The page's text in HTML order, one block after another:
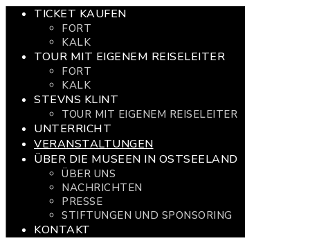
TICKET KAUFEN
FORT
KALK
TOUR MIT EIGENEM REISELEITER
FORT
KALK
STEVNS KLINT
TOUR MIT EIGENEM REISELEITER
UNTERRICHT
VERANSTALTUNGEN
ÜBER DIE MUSEEN IN OSTSEELAND
ÜBER UNS
NACHRICHTEN
PRESSE
STIFTUNGEN UND SPONSORING
KONTAKT